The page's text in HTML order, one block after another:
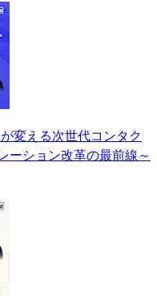
変える次世代コンタク
ーション改革の最前線～